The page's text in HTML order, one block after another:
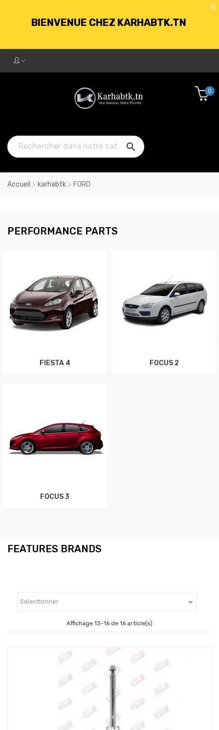
BIENVENUE CHEZ KARHABTK.TN
250DT D'ACHATS

0
Accueil karhabtk FORD
PERFORMANCE PARTS
FIESTA 4 FOCUS 2
FOCUS 3
FEATURES BRANDS
Sélectionner 
Affichage 13-16 de 16 article(s)